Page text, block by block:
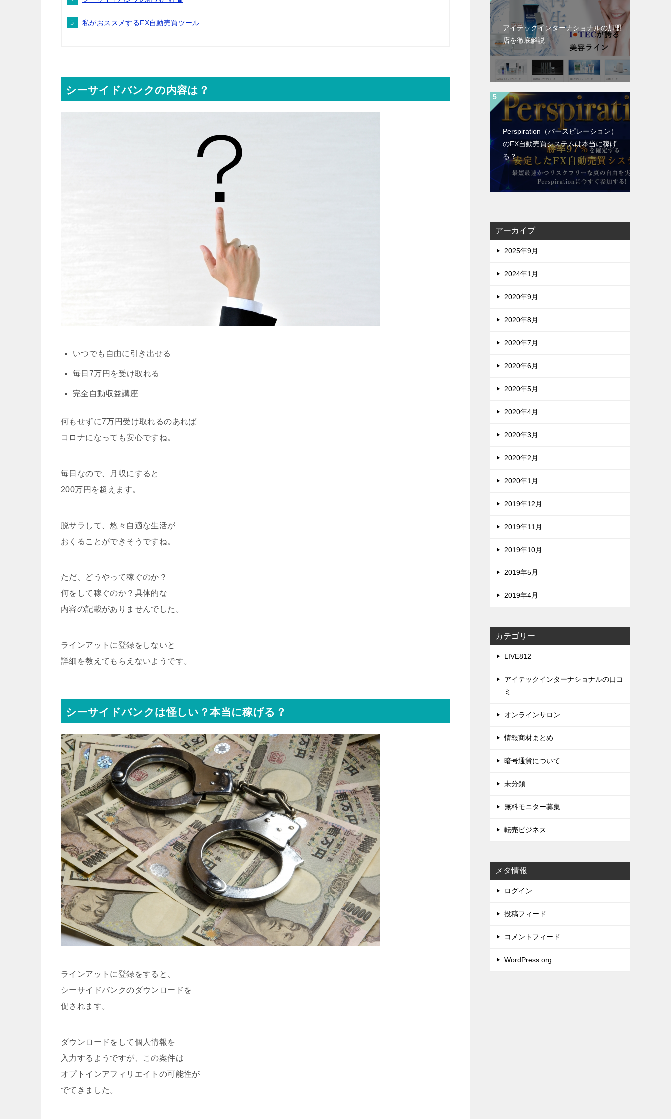
私がおススメするFX自動売買ツール
シーサイドバンクの内容は？
いつでも自由に引き出せる
毎日7万円を受け取れる
完全自動収益講座
何もせずに7万円受け取れるのあれば
コロナになっても安心ですね。
毎日なので、月収にすると
200万円を超えます。
脱サラして、悠々自適な生活が
おくることができそうですね。
ただ、どうやって稼ぐのか？
何をして稼ぐのか？具体的な
内容の記載がありませんでした。
ラインアットに登録をしないと
詳細を教えてもらえないようです。
シーサイドバンクは怪しい？本当に稼げる？
ラインアットに登録をすると、
シーサイドバンクのダウンロードを
促されます。
ダウンロードをして個人情報を
入力するようですが、この案件は
オプトインアフィリエイトの可能性が
でてきました。
アイテックインターナショナルの加盟
店を徹底解説
Perspiration（パースピレーション）
のFX自動売買システムは本当に稼げ
る？
アーカイブ
2025年9月
2024年1月
2020年9月
2020年8月
2020年7月
2020年6月
2020年5月
2020年4月
2020年3月
2020年2月
2020年1月
2019年12月
2019年11月
2019年10月
2019年5月
2019年4月
カテゴリー
LIVE812
アイテックインターナショナルの口コ
ミ
オンラインサロン
情報商材まとめ
暗号通貨について
未分類
無料モニター募集
転売ビジネス
メタ情報
ログイン
投稿フィード
コメントフィード
WordPress.org